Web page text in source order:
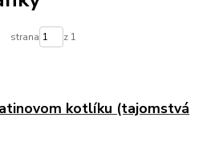
strana z 1
kotlíku (tajomstvá